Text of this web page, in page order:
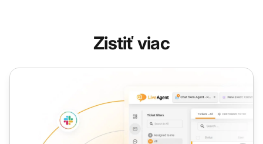
Zistiť viac
Hodnotenie spokojnosti zákazníka